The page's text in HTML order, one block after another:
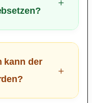
kann der